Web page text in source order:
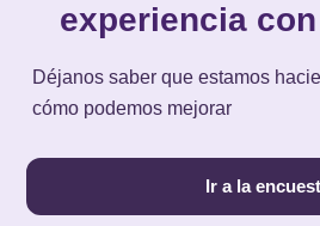
experiencia
Déjanos saber que estamos
cómo podemos mejorar
Ir a la